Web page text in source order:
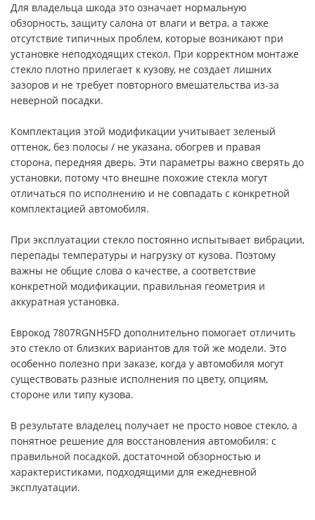
Для владельца шкода это означает нормальную
обзорность, защиту салона от влаги и ветра, а также
отсутствие типичных проблем, которые возникают при
установке неподходящих стекол. При корректном монтаже
стекло плотно прилегает к кузову, не создает лишних
зазоров и не требует повторного вмешательства из-за
неверной посадки.
Комплектация этой модификации учитывает зеленый
оттенок, без полосы / не указана, обогрев и правая
сторона, передняя дверь. Эти параметры важно сверять до
установки, потому что внешне похожие стекла могут
отличаться по исполнению и не совпадать с конкретной
комплектацией автомобиля.
При эксплуатации стекло постоянно испытывает вибрации,
перепады температуры и нагрузку от кузова. Поэтому
важны не общие слова о качестве, а соответствие
конкретной модификации, правильная геометрия и
аккуратная установка.
Еврокод 7807RGNH5FD дополнительно помогает отличить
это стекло от близких вариантов для той же модели. Это
особенно полезно при заказе, когда у автомобиля могут
существовать разные исполнения по цвету, опциям,
стороне или типу кузова.
В результате владелец получает не просто новое стекло, а
понятное решение для восстановления автомобиля: с
правильной посадкой, достаточной обзорностью и
характеристиками, подходящими для ежедневной
эксплуатации.